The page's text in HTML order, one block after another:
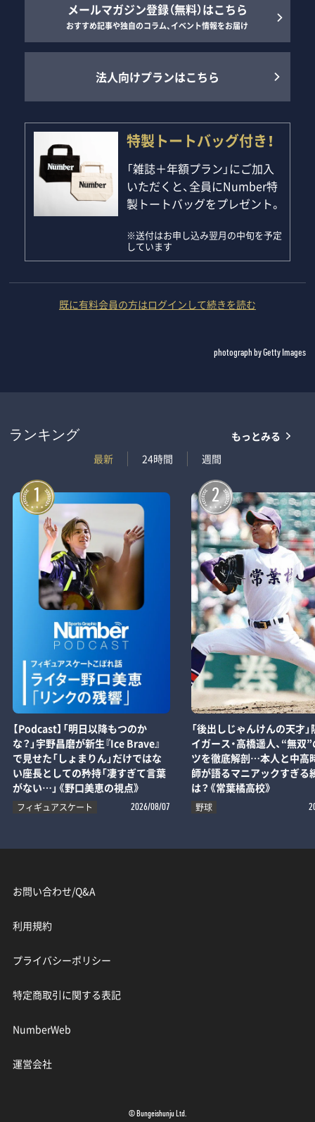
メールマガジン登録（無料）はこちら
おすすめ記事や独自のコラム、イベント情報をお届け
法人向けプランはこちら
特製トートバッグ付き！
「雑誌＋年額プラン」にご加入
いただくと、全員にNumber特
製トートバッグをプレゼント。
※送付はお申し込み翌月の中旬を予定
しています
既に有料会員の方はログインして続きを読む
photograph by Getty Images
ランキング
最新
24時間 週間
もっとみる
1
【Podcast】「明日以降もつのか
な？」宇野昌磨が新生『Ice Brave』
で見せた「しょまりん」だけではな
い座長としての矜持「凄すぎて言葉
がない…」《野口美恵の視点》
フィギュアスケート 2026/08/07
2
「後出しじゃんけんの天才
イガース・高橋遥人、“無双
ツを徹底解剖…本人と中高
師が語るマニアックすぎる
は？《常葉橘高校》
野球
お問い合わせ/Q&A
利用規約
プライバシーポリシー
特定商取引に関する表記
NumberWeb
運営会社
© Bungeishunju Ltd.